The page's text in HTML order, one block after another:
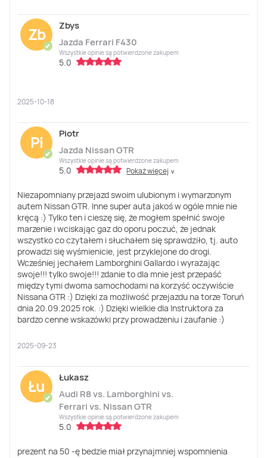
Zb
✔
Zbys
Jazda Ferrari F430
Wszystkie opinie są potwierdzone zakupem
5.0
2025-10-18
Pi
✔
Piotr
Jazda Nissan GTR
Wszystkie opinie są potwierdzone zakupem
5.0 Pokaż więcej ∨
Niezapomniany przejazd swoim ulubionym i wymarzonym
autem Nissan GTR. Inne super auta jakoś w ogóle mnie nie
kręcą :) Tylko ten i cieszę się, że mogłem spełnić swoje
marzenie i wciskając gaz do oporu poczuć, że jednak
wszystko co czytałem i słuchałem się sprawdziło, tj. auto
prowadzi się wyśmienicie, jest przyklejone do drogi.
Wcześniej jechałem Lamborghini Gallardo i wyrażając
swoje!!! tylko swoje!!! zdanie to dla mnie jest przepaść
między tymi dwoma samochodami na korzyść oczywiście
Nissana GTR :) Dzięki za możliwość przejazdu na torze Toruń
dnia 20.09.2025 rok. :) Dzięki wielkie dla Instruktora za
bardzo cenne wskazówki przy prowadzeniu i zaufanie :)
2025-09-23
Łu
✔
Łukasz
Audi R8 vs. Lamborghini vs.
Ferrari vs. Nissan GTR
Wszystkie opinie są potwierdzone zakupem
5.0
prezent na 50 -ę bedzie miał przynajmniej wspomnienia